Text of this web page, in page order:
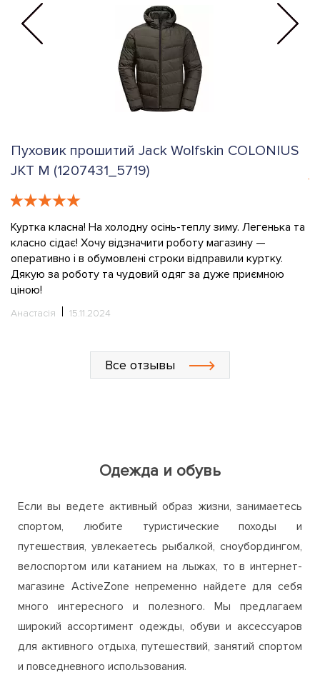
Пуховик прошитий Jack Wolfskin COLONIUS
JKT M (1207431_5719)
Куртка класна! На холодну осінь-теплу зиму. Легенька та
класно сідає! Хочу відзначити роботу магазину —
оперативно і в обумовлені строки відправили куртку.
Дякую за роботу та чудовий одяг за дуже приємною
ціною!
Анастасія 15.11.2024
Все отзывы
Одежда и обувь
Если вы ведете активный образ жизни, занимаетесь
спортом, любите туристические походы и
путешествия, увлекаетесь рыбалкой, сноубордингом,
велоспортом или катанием на лыжах, то в интернет-
магазине ActiveZone непременно найдете для себя
много интересного и полезного. Мы предлагаем
широкий ассортимент одежды, обуви и аксессуаров
для активного отдыха, путешествий, занятий спортом
и повседневного использования.